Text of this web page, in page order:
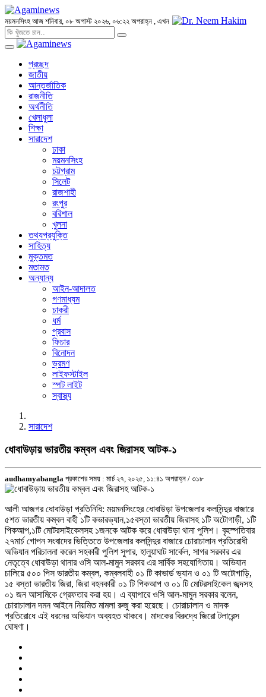
ময়মনসিংহ আজ শনিবার, ০৮ অগাস্ট ২০২৬, ০৬:২২ অপরাহ্ন , এখন
প্রচ্ছদ
জাতীয়
আন্তর্জাতিক
রাজনীতি
অর্থনীতি
খেলাধুলা
শিক্ষা
সারাদেশ
ঢাকা
ময়মনসিংহ
চট্টগ্রাম
সিলেট
রাজশাহী
রংপুর
বরিশাল
খুলনা
তথ্যপ্রযুক্তি
সাহিত্য
মুক্তমত
মতামত
অন্যান্য
আইন-আদালত
গণমাধ্যম
চাকরী
ধর্ম
প্রবাস
ফিচার
বিনোদন
ভ্রমণ
লাইফস্টাইল
স্পট লাইট
স্বাস্থ্য
সারাদেশ
ধোবাউড়ায় ভারতীয় কম্বল এবং জিরাসহ আটক-১
audhamyabangla প্রকাশের সময় : মার্চ ২৭, ২০২৫, ১১:৪১ অপরাহ্ন / ৩১৮
আলী আজগর ধোবাউড়া প্রতিনিধি: ময়মনসিংহের ধোবাউড়া উপজেলার কলসিন্দুর বাজারে
৫শত ভারতীয় কম্বল বাহী ১টি কভারভ্যান,১৫বস্তা ভারতীয় জিরাসহ ১টি অটোগাড়ী, ১টি
পিকআপ,১টি মোটরসাইকেলসহ ১জনকে আটক করে ধোবাউড়া থানা পুলিশ। বৃহস্পতিবার
২৭মার্চ গোপন সংবাদের ভিত্তিতে উপজেলার কলসিন্দুর বাজারে চোরাচালান প্রতিরোধী
অভিযান পরিচালনা করেন সহকারী পুলিশ সুপার, হালুয়াঘাট সার্কেল, সাগর সরকার এর
নেতৃত্বে ধোবাউড়া থানার ওসি আল-মামুন সরকার এর সার্বিক সহযোগিতায়। অভিযান
চালিয়ে ৫০০ পিস ভারতীয় কম্বল, কম্বলবাহী ০১ টি কাভার্ড ভ্যান ও ০১ টি অটোগাড়ি,
১৫ বস্তা ভারতীয় জিরা, জিরা বহনকারী ০১ টি পিকআপ ও ০১ টি মোটরসাইকেল জব্দসহ
০১ জন আসামিকে গ্রেফতার করা হয়। এ ব্যাপারে ওসি আল-মামুন সরকার বলেন,
চোরাচালান দমন আইনে নিয়মিত মামলা রুজু করা হয়েছে। চোরাচালান ও মাদক
প্রতিরোধে এই ধরনের অভিযান অব্যহত থাকবে। মাদকের বিরুদ্ধে জিরো টলারেন্স
ঘোষণা।